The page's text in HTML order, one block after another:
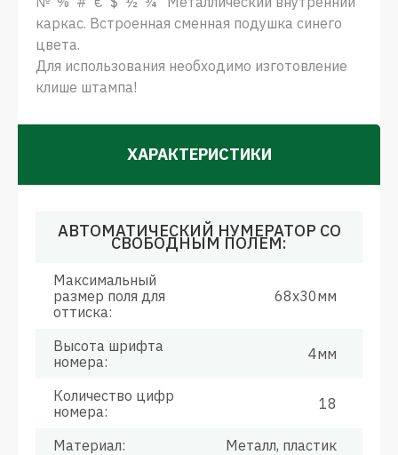
каркас. Встроенная сменная подушка синего
цвета.
Для использования необходимо изготовление
клише штампа!
ХАРАКТЕРИСТИКИ
АВТОМАТИЧЕСКИЙ НУМЕРАТОР СО
СВОБОДНЫМ ПОЛЕМ:
Максимальный
размер поля для
оттиска:
68х30мм
Высота шрифта
номера:
4мм
Количество цифр
номера:
18
Материал:
Металл, пластик